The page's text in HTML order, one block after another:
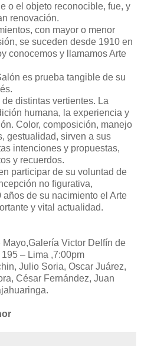
o el objeto reconocible, fue, y
renovación.
con mayor o menor
se suceden desde 1910 en
conocemos y llamamos Arte
es prueba tangible de su
distintas vertientes. La
humana, la experiencia y
Color, composición, manejo
gestualidad, sirven a sus
intenciones y propuestas,
y recuerdos.
participar de su voluntad de
no figurativa,
de su nacimiento el Arte
y vital actualidad.
Mayo,Galería Victor Delfín de
195 – Lima ,7:00pm
Julio Soria, Oscar Juárez,
César Fernández, Juan